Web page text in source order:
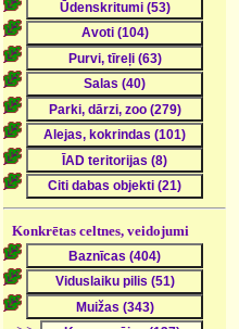
Konkrētas celtnes, veidojumi